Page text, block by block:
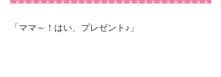
「ママ～！はい、プレゼント♪」